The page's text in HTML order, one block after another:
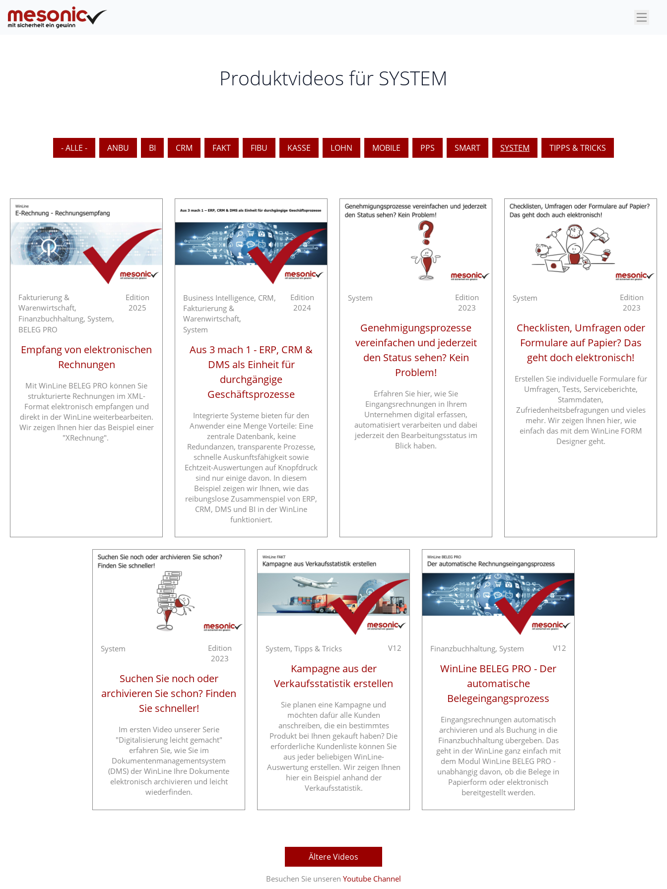
×
Produktvideos für SYSTEM
- ALLE - ANBU BI CRM FAKT FIBU KASSE LOHN MOBILE PPS SMART SYSTEM TIPPS & TRICKS
Fakturierung &
Warenwirtschaft,
Finanzbuchhaltung, System,
BELEG PRO
Edition
2025
Empfang von elektronischen
Rechnungen
Mit WinLine BELEG PRO können Sie
strukturierte Rechnungen im XML-
Format elektronisch empfangen und
direkt in der WinLine weiterbearbeiten.
Wir zeigen Ihnen hier das Beispiel einer
"XRechnung".
Business Intelligence, CRM,
Fakturierung &
Warenwirtschaft,
System
Edition
2024
Aus 3 mach 1 - ERP, CRM &
DMS als Einheit für
durchgängige
Geschäftsprozesse
Integrierte Systeme bieten für den
Anwender eine Menge Vorteile: Eine
zentrale Datenbank, keine
Redundanzen, transparente Prozesse,
schnelle Auskunftsfähigkeit sowie
Echtzeit-Auswertungen auf Knopfdruck
sind nur einige davon. In diesem
Beispiel zeigen wir Ihnen, wie das
reibungslose Zusammenspiel von ERP,
CRM, DMS und BI in der WinLine
funktioniert.
System
Edition
2023
Genehmigungsprozesse
vereinfachen und jederzeit
den Status sehen? Kein
Problem!
Erfahren Sie hier, wie Sie
Eingangsrechnungen in Ihrem
Unternehmen digital erfassen,
automatisiert verarbeiten und dabei
jederzeit den Bearbeitungsstatus im
Blick haben.
System
Edition
2023
Checklisten, Umfragen oder
Formulare auf Papier? Das
geht doch elektronisch!
Erstellen Sie individuelle Formulare für
Umfragen, Tests, Serviceberichte,
Stammdaten,
Zufriedenheitsbefragungen und vieles
mehr. Wir zeigen Ihnen hier, wie
einfach das mit dem WinLine FORM
Designer geht.
System
Edition
2023
Suchen Sie noch oder
archivieren Sie schon? Finden
Sie schneller!
Im ersten Video unserer Serie
"Digitalisierung leicht gemacht"
erfahren Sie, wie Sie im
Dokumentenmanagementsystem
(DMS) der WinLine Ihre Dokumente
elektronisch archivieren und leicht
wiederfinden.
System, Tipps & Tricks V12
Kampagne aus der
Verkaufsstatistik erstellen
Sie planen eine Kampagne und
möchten dafür alle Kunden
anschreiben, die ein bestimmtes
Produkt bei Ihnen gekauft haben? Die
erforderliche Kundenliste können Sie
aus jeder beliebigen WinLine-
Auswertung erstellen. Wir zeigen Ihnen
hier ein Beispiel anhand der
Verkaufsstatistik.
Finanzbuchhaltung, System V12
WinLine BELEG PRO - Der
automatische
Belegeingangsprozess
Eingangsrechnungen automatisch
archivieren und als Buchung in die
Finanzbuchhaltung übergeben. Das
geht in der WinLine ganz einfach mit
dem Modul WinLine BELEG PRO -
unabhängig davon, ob die Belege in
Papierform oder elektronisch
bereitgestellt werden.
Ältere Videos
Besuchen Sie unseren Youtube Channel